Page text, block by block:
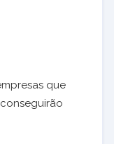
que
conseguirão